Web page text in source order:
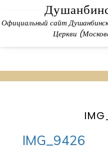
content
Официальный сайт
Церкви
IMG_9426